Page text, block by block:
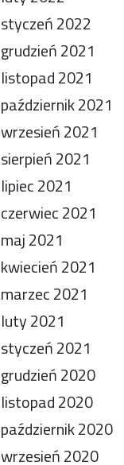
styczeń 2022
grudzień 2021
listopad 2021
październik 2021
wrzesień 2021
sierpień 2021
lipiec 2021
czerwiec 2021
maj 2021
kwiecień 2021
marzec 2021
luty 2021
styczeń 2021
grudzień 2020
listopad 2020
październik 2020
wrzesień 2020